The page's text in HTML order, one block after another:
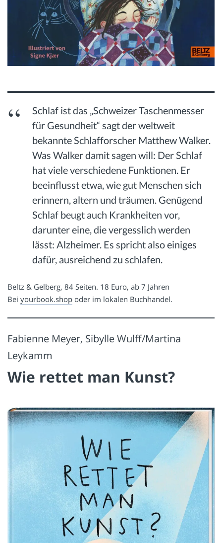
Schlaf ist das „Schweizer Taschenmesser
für Gesundheit“ sagt der weltweit
bekannte Schlafforscher Matthew Walker.
Was Walker damit sagen will: Der Schlaf
hat viele verschiedene Funktionen. Er
beeinflusst etwa, wie gut Menschen sich
erinnern, altern und träumen. Genügend
Schlaf beugt auch Krankheiten vor,
darunter eine, die vergesslich werden
lässt: Alzheimer. Es spricht also einiges
dafür, ausreichend zu schlafen.
Beltz & Gelberg, 84 Seiten. 18 Euro, ab 7 Jahren
Bei yourbook.shop oder im lokalen Buchhandel.
Fabienne Meyer, Sibylle Wulff/Martina
Leykamm
Wie rettet man Kunst?